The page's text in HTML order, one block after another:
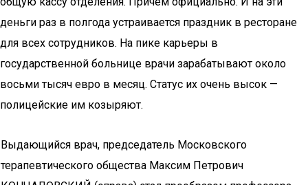
деньги раз в полгода устраивается праздник в ресторане
для всех сотрудников. На пике карьеры в
государственной больнице врачи зарабатывают около
восьми тысяч евро в месяц. Статус их очень высок —
полицейские им козыряют.
Выдающийся врач, председатель Московского
терапевтического общества Максим Петрович